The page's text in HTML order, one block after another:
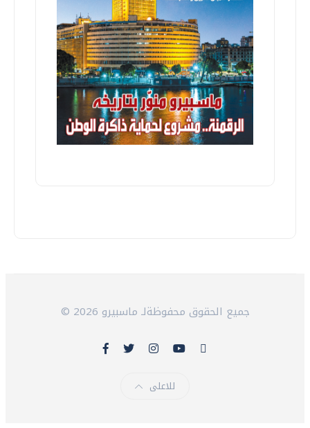
© 2026 جميع الحقوق محفوظةلـ ماسبيرو
للاعلى